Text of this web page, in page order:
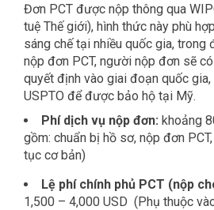
Đơn PCT được nộp thông qua
tuệ Thế giới), hình thức này phù
sáng chế tại nhiều quốc gia, trong
nộp đơn PCT, người nộp đơn sẽ
quyết định vào giai đoạn quốc
USPTO để được bảo hộ tại Mỹ.
Phí dịch vụ nộp đơn: khoảng
gồm: chuẩn bị hồ sơ, nộp đơn
tục cơ bản)
Lệ phí chính phủ PCT (nộp
1,500 – 4,000 USD (Phụ thuộc